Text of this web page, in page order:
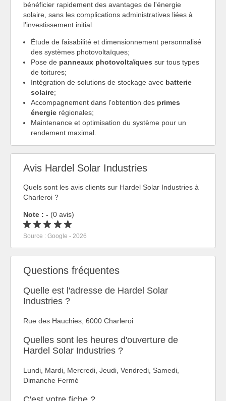
bénéficier rapidement des avantages de l'énergie
solaire, sans les complications administratives liées à
l'investissement initial.
Étude de faisabilité et dimensionnement personnalisé
des systèmes photovoltaïques;
Pose de panneaux photovoltaïques sur tous types
de toitures;
Intégration de solutions de stockage avec batterie
solaire;
Accompagnement dans l'obtention des primes
énergie régionales;
Maintenance et optimisation du système pour un
rendement maximal.
Avis Hardel Solar Industries
Quels sont les avis clients sur Hardel Solar Industries à
Charleroi ?
Note : - (0 avis)
Source : Google - 2026
Questions fréquentes
Quelle est l'adresse de Hardel Solar
Industries ?
Rue des Hauchies, 6000 Charleroi
Quelles sont les heures d'ouverture de
Hardel Solar Industries ?
Lundi, Mardi, Mercredi, Jeudi, Vendredi, Samedi,
Dimanche Fermé